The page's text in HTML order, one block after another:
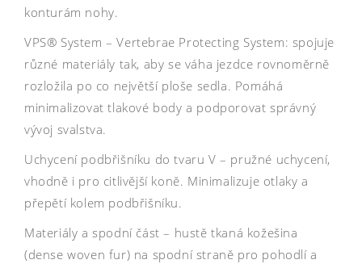
konturám nohy.
VPS® System – Vertebrae Protecting System: spojuje
různé materiály tak, aby se váha jezdce rovnoměrně
rozložila po co největší ploše sedla. Pomáhá
minimalizovat tlakové body a podporovat správný
vývoj svalstva.
Uchycení podbřišníku do tvaru V – pružné uchycení,
vhodně i pro citlivější koně. Minimalizuje otlaky a
přepětí kolem podbřišníku.
Materiály a spodní část – hustě tkaná kožešina
(dense woven fur) na spodní straně pro pohodlí a